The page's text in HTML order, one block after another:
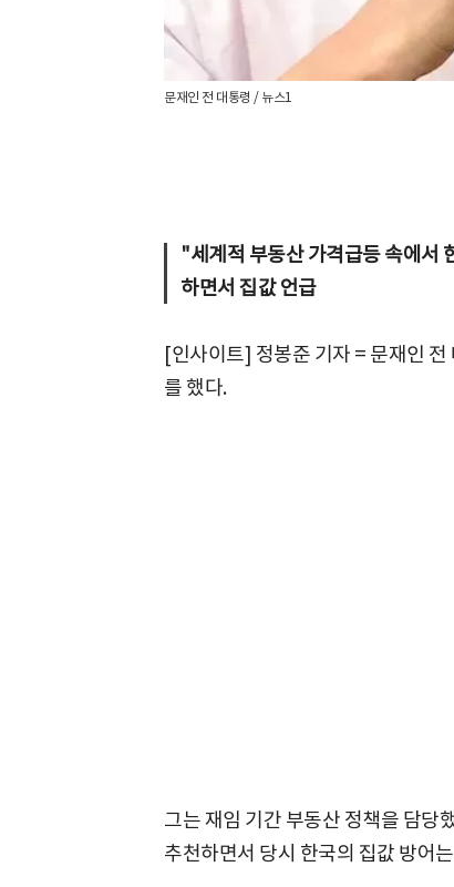
문재인 전 대통령 / 뉴스1
"세계적 부동산 가격급등 속에서
하면서 집값 언급
[인사이트] 정봉준 기자 = 문재인 전
를 했다.
그는 재임 기간 부동산 정책을 담당
추천하면서 당시 한국의 집값 방어